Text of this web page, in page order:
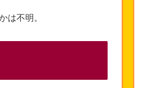
は不明。